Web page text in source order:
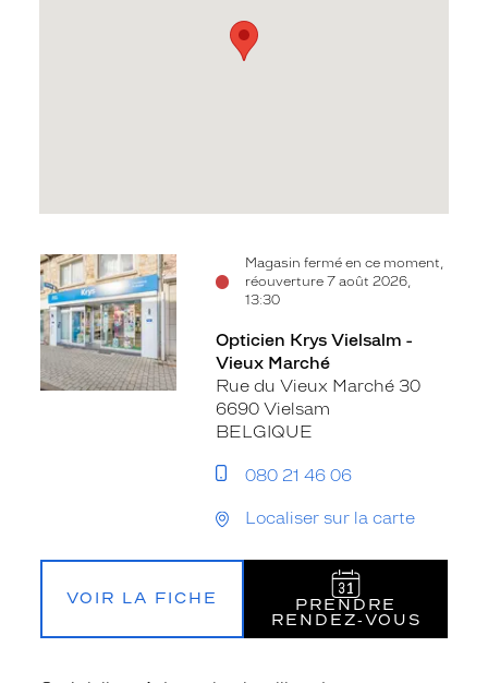
Magasin fermé en ce moment,
réouverture 7 août 2026,
13:30
Voir
la
fiche
Opticien Krys Vielsalm -
Vieux Marché
Rue du Vieux Marché 30
6690 Vielsam
BELGIQUE
080 21 46 06
Localiser sur la carte
VOIR LA FICHE
PRENDRE
RENDEZ‑VOUS